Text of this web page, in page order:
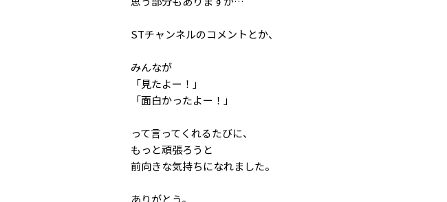
STチャンネルのコメントとか、
みんなが
「見たよー！」
「面白かったよー！」
って言ってくれるたびに、
もっと頑張ろうと
前向きな気持ちになれました。
ありがとう。